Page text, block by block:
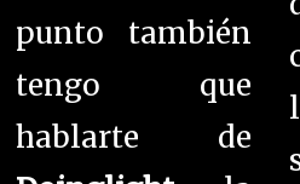
punto también
tengo que
hablarte de